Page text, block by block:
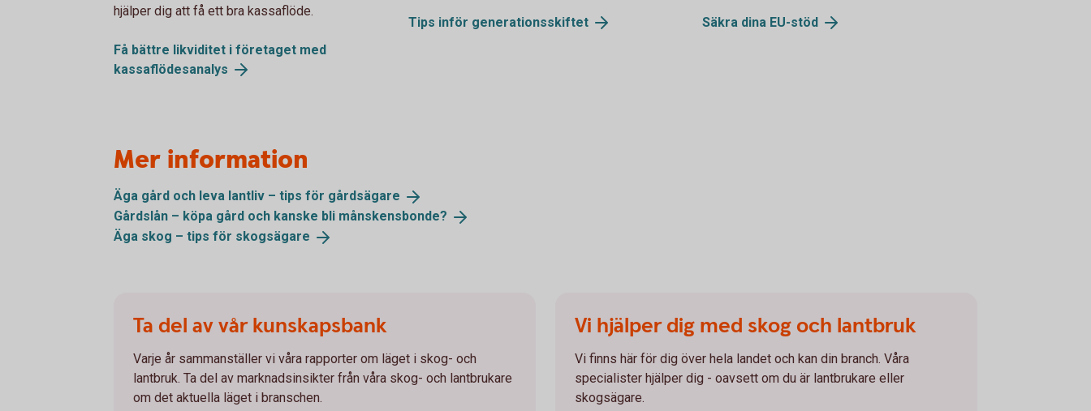
hjälper dig att få ett bra kassaflöde.
Få bättre likviditet i företaget med
kassaflödesanalys
Tips inför generationsskiftet Säkra dina EU-stöd
Mer information
Äga gård och leva lantliv – tips för gårdsägare
Gårdslån – köpa gård och kanske bli månskensbonde?
Äga skog – tips för skogsägare
Ta del av vår kunskapsbank
Varje år sammanställer vi våra rapporter om läget i skog- och
lantbruk. Ta del av marknadsinsikter från våra skog- och lantbrukare
om det aktuella läget i branschen.
Vi hjälper dig med skog och lantbruk
Vi finns här för dig över hela landet och kan din branch. Våra
specialister hjälper dig - oavsett om du är lantbrukare eller
skogsägare.